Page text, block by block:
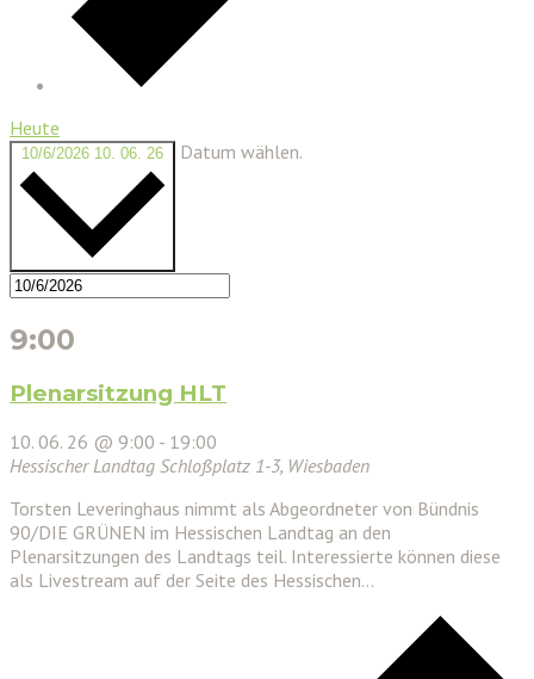
Heute
10/6/2026 10. 06. 26 Datum wählen.
9:00
Plenarsitzung HLT
10. 06. 26 @ 9:00 - 19:00
Hessischer Landtag Schloßplatz 1-3, Wiesbaden
Torsten Leveringhaus nimmt als Abgeordneter von Bündnis
90/DIE GRÜNEN im Hessischen Landtag an den
Plenarsitzungen des Landtags teil. Interessierte können diese
als Livestream auf der Seite des Hessischen…